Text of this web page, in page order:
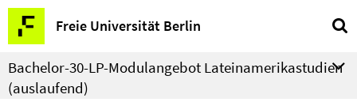
Springe
direkt
zu
Inhalt
Freie Universität Berlin
Service-
Navigation
Bachelor-30-LP-Modulangebot Lateinamerikastudien
(auslaufend)